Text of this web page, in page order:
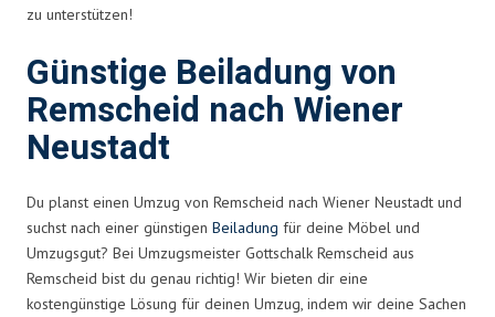
zu unterstützen!
Günstige Beiladung von
Remscheid nach Wiener
Neustadt
Du planst einen Umzug von Remscheid nach Wiener Neustadt und
suchst nach einer günstigen Beiladung für deine Möbel und
Umzugsgut? Bei Umzugsmeister Gottschalk Remscheid aus
Remscheid bist du genau richtig! Wir bieten dir eine
kostengünstige Lösung für deinen Umzug, indem wir deine Sachen